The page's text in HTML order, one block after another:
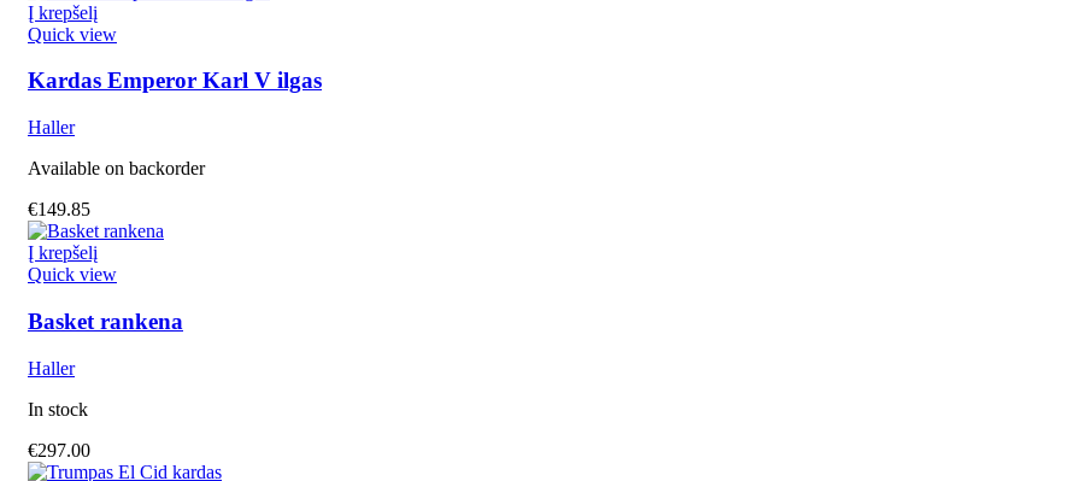
Į krepšelį
Quick view
Kardas Emperor Karl V ilgas
Haller
Available on backorder
€149.85
Į krepšelį
Quick view
Basket rankena
Haller
In stock
€297.00